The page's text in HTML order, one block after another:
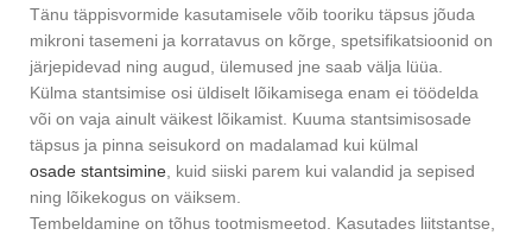
Tänu täppisvormide kasutamisele võib tooriku täpsus jõuda
mikroni tasemeni ja korratavus on kõrge, spetsifikatsioonid on
järjepidevad ning augud, ülemused jne saab välja lüüa.
Külma stantsimise osi üldiselt lõikamisega enam ei töödelda
või on vaja ainult väikest lõikamist. Kuuma stantsimisosade
täpsus ja pinna seisukord on madalamad kui külmal
osade stantsimine , kuid siiski parem kui valandid ja sepised
ning lõikekogus on väiksem.
Tembeldamine on tõhus tootmismeetod. Kasutades liitstantse,